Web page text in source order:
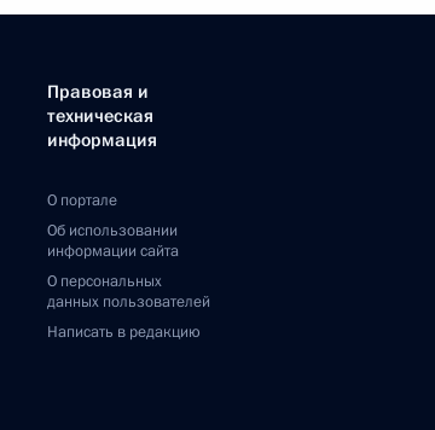
Правовая и
техническая
информация
О портале
Об использовании
информации сайта
О персональных
данных пользователей
Написать в редакцию